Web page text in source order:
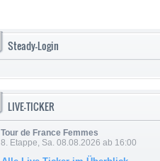
Steady-Login
LIVE-TICKER
Tour de France Femmes
8. Etappe, Sa. 08.08.2026 ab 16:00